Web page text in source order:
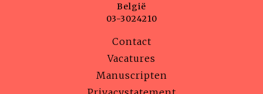
België
03-3024210
Contact
Vacatures
Manuscripten